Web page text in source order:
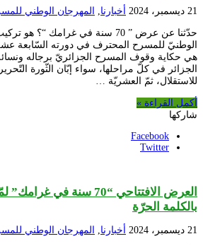
21 ديسمبر، 2024 أخبارنا, المهرجان الوطني
حدّثنا عن عرض ” 70 سنة في غرامك
هي حكاية وقوف المسرح الجزائريّ برجاله
الجزائر في كلّ مراحلها، سواء إبّان الثّورة
للاستقلال، ثمّ العشريّة …
أكمل القراءة »
شاركها
Facebook
Twitter
العرض الافتتاحي “70 سنة
بالكلمة الحرّة
21 ديسمبر، 2024 أخبارنا, المهرجان الوطني